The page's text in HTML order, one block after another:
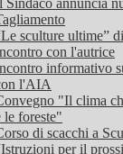
Sindaco annuncia
sculture ultime”
con l'autrice
informativo
l'AIA
"Il clima
le foreste"
di scacchi a
per il